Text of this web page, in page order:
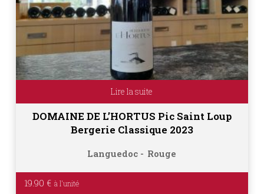
Lire la suite
DOMAINE DE L’HORTUS Pic Saint Loup
Bergerie Classique 2023
Languedoc Rouge
19.90 €